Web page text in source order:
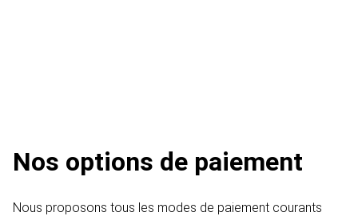
Nos options de paiement
Nous proposons tous les modes de paiement courants